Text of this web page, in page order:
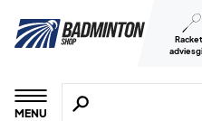
MENU
Zoeken naar